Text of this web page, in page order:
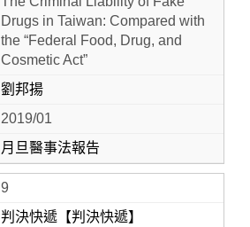
Drugs in Taiwan: Compared with
the “Federal Food, Drug, and
Cosmetic Act”
劉邦揚
2019/01
月旦醫事法報告
9
判決快遞【判決快遞】